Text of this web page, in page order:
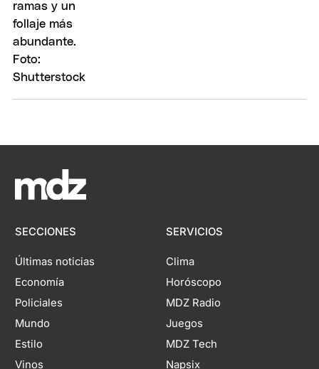
SECCIONES
Últimas noticias
Economía
Policiales
Mundo
Estilo
Vinos
SERVICIOS
Clima
Horóscopo
MDZ Radio
Juegos
MDZ Tech
Napsix